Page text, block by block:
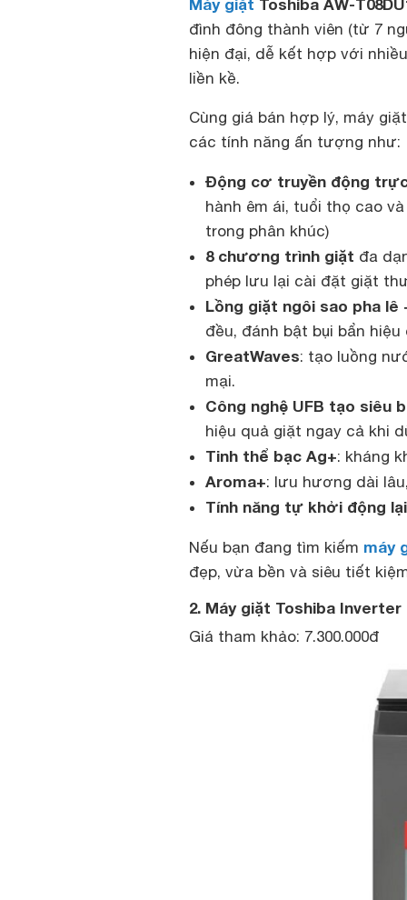
Máy giặt Toshiba AW-
đình đông thành viên (từ 7
hiện đại, dễ kết hợp với
liền kề.
Cùng giá bán hợp lý, máy
các tính năng ấn tượng như:
Động cơ truyền động
hành êm ái, tuổi thọ cao
trong phân khúc)
8 chương trình giặt đa
phép lưu lại cài đặt giặt
Lồng giặt ngôi sao pha
đều, đánh bật bụi bẩn hiệu
GreatWaves: tạo luồng
mại.
Công nghệ UFB tạo siêu
hiệu quả giặt ngay cả khi
Tinh thể bạc Ag+: kháng
Aroma+: lưu hương dài
Tính năng tự khởi động
Nếu bạn đang tìm kiếm máy
đẹp, vừa bền và siêu tiết
2. Máy giặt Toshiba Inverter
Giá tham khảo: 7.300.000đ